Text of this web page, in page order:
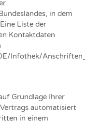
in dem
Liste der
Kontaktdaten
Infothek/
Grundlage Ihrer
automatisiert
in einem